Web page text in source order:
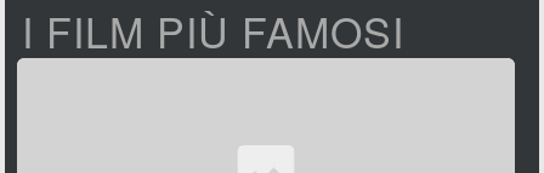
I FILM PIÙ FAMOSI